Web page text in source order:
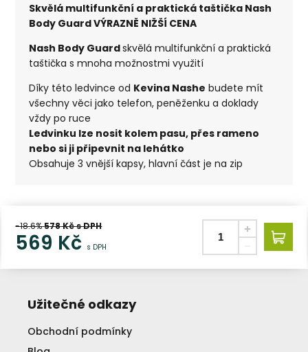
Skvělá multifunkční a praktická taštička Nash
Body Guard VÝRAZNĚ NIŽŠÍ CENA
Nash Body Guardskvělá multifunkční a praktická
taštička s mnoha možnostmi využití
Díky této ledvince od Kevina Nashe budete mít
všechny věci jako telefon, peněženku a doklady
vždy po ruce
Ledvinku lze nosit kolem pasu, přes rameno
nebo si ji připevnit na lehátko
Obsahuje 3 vnější kapsy, hlavní část je na zip
-18.6%578Kč s DPH
569 Kč s DPH
Užitečné odkazy
Obchodní podmínky